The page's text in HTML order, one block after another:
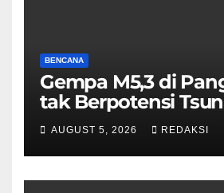
BENCANA
Gempa M5,3 di
tak Berpotensi
AUGUST 5, 2026 REDAKSI